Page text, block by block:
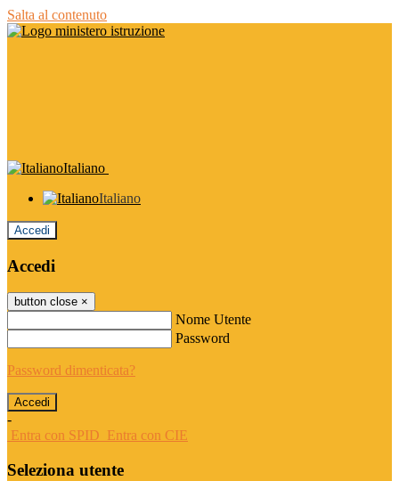
Salta al contenuto
Italiano
Italiano
Accedi
Accedi
button close ×
Nome Utente
Password
Password dimenticata?
-
Entra con SPID Entra con CIE
Seleziona utente